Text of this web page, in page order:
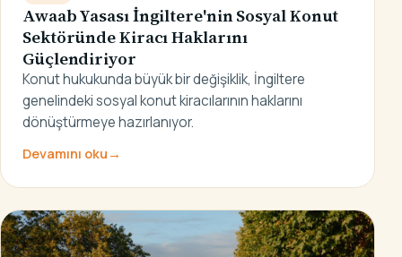
Awaab Yasası İngiltere'nin Sosyal Konut
Sektöründe Kiracı Haklarını
Güçlendiriyor
Konut hukukunda büyük bir değişiklik, İngiltere
genelindeki sosyal konut kiracılarının haklarını
dönüştürmeye hazırlanıyor.
Devamını oku →